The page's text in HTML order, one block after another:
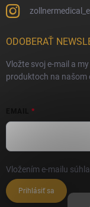
ODOBERAŤ
Vložte svoj e-mail a
produktoch na našom
Vložením e-mailu
Prihlásiť sa